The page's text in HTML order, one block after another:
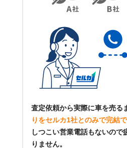
査定依頼から実際に車を売る
りをセルカ1社とのみで完結
しつこい営業電話もないので
りません。